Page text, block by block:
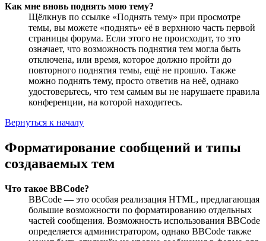
Как мне вновь поднять мою тему?
Щёлкнув по ссылке «Поднять тему» при просмотре
темы, вы можете «поднять» её в верхнюю часть первой
страницы форума. Если этого не происходит, то это
означает, что возможность поднятия тем могла быть
отключена, или время, которое должно пройти до
повторного поднятия темы, ещё не прошло. Также
можно поднять тему, просто ответив на неё, однако
удостоверьтесь, что тем самым вы не нарушаете правила
конференции, на которой находитесь.
Вернуться к началу
Форматирование сообщений и типы
создаваемых тем
Что такое BBCode?
BBCode — это особая реализация HTML, предлагающая
большие возможности по форматированию отдельных
частей сообщения. Возможность использования BBCode
определяется администратором, однако BBCode также